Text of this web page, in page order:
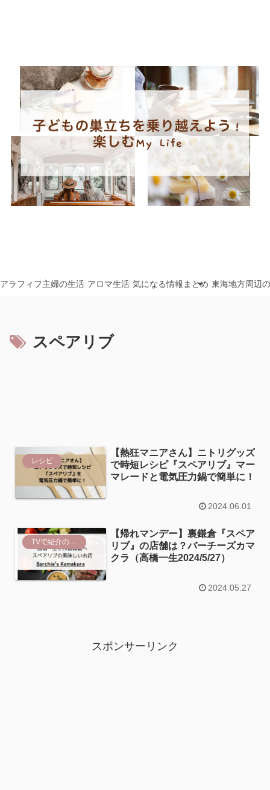
アラフィフ主婦の生活 アロマ生活 気になる情報まとめ 東海地方周辺
スペアリブ
レシピ
【熱狂マニアさん】ニトリグッズ
で時短レシピ『スペアリブ』マー
マレードと電気圧力鍋で簡単に！
2024.06.01
TVで紹介のスポット
【帰れマンデー】裏鎌倉『スペア
リブ』の店舗は？バーチーズカマ
クラ（高橋一生2024/5/27）
2024.05.27
スポンサーリンク